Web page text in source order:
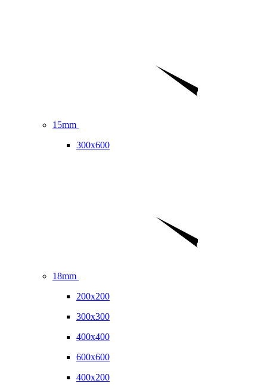
15mm
300x600
18mm
200x200
300x300
400x400
600x600
400x200